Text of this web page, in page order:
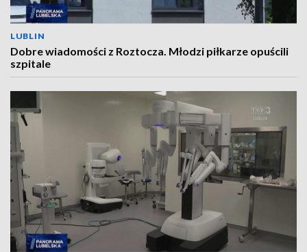
LUBLIN
Dobre wiadomości z Roztocza. Młodzi piłkarze opuścili
szpitale